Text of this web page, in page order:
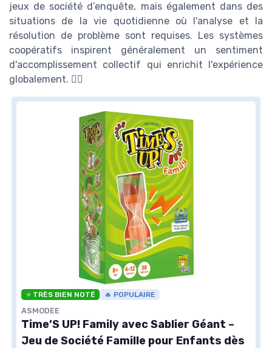
jeux de société d’enquête, mais également dans des
situations de la vie quotidienne où l'analyse et la
résolution de problème sont requises. Les systèmes
coopératifs inspirent généralement un sentiment
d'accomplissement collectif qui enrichit l'expérience
globalement. 🕵️‍♂️
⭐ TRÈS BIEN NOTÉ 🔥 POPULAIRE
ASMODEE
Time’S UP! Family avec Sablier Géant –
Jeu de Société Famille pour Enfants dès